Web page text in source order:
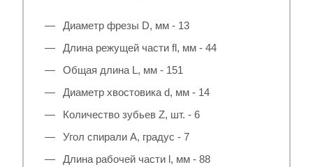
Диаметр фрезы D, мм - 13
Длина режущей части fl, мм - 44
Общая длина L, мм - 151
Диаметр хвостовика d, мм - 14
Количество зубьев Z, шт. - 6
Угол спирали A, градус - 7
Длина рабочей части l, мм - 88